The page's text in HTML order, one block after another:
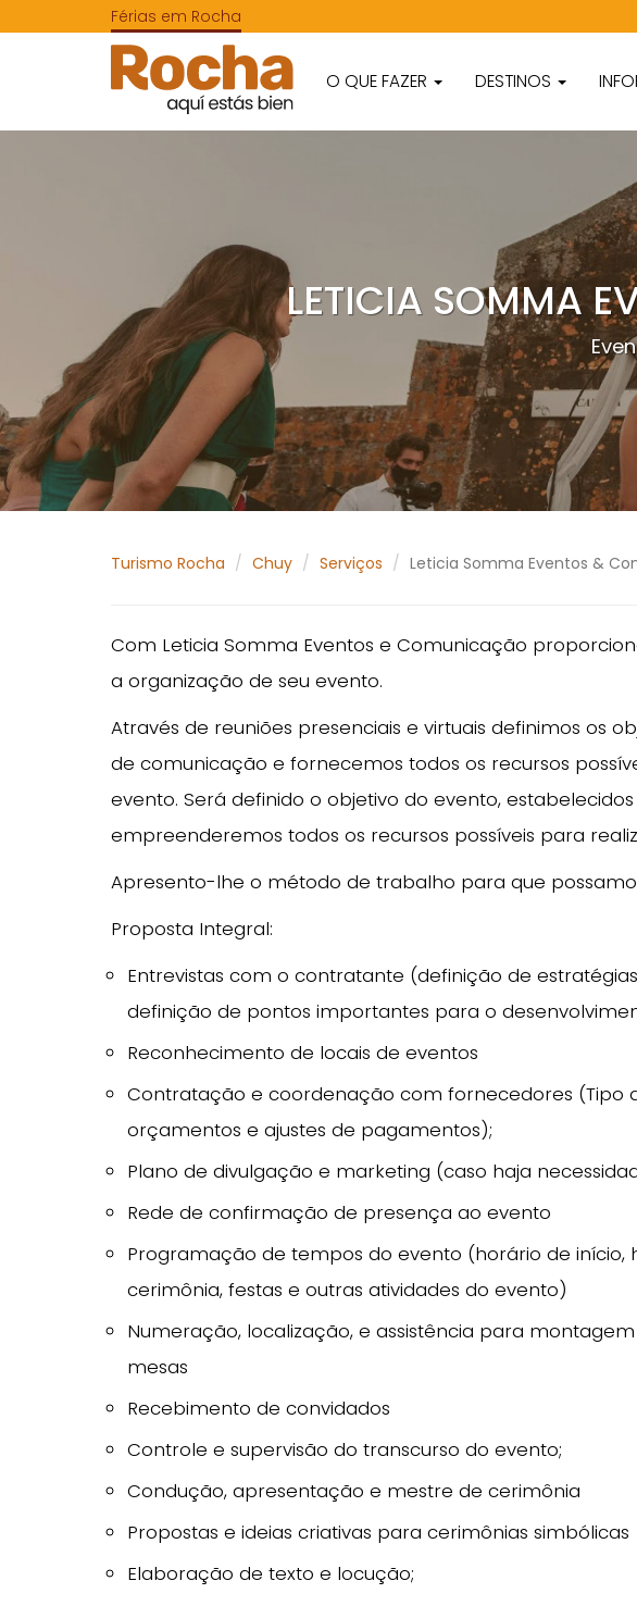
Férias em Rocha
O QUE FAZER DESTINOS
LETICIA SOMMA
Turismo Rocha Chuy Serviços Leticia Somma Eventos &
Com Leticia Somma Eventos e Comunicação
a organização de seu evento.
Através de reuniões presenciais e virtuais definimos os
de comunicação e fornecemos todos os recursos
evento. Será definido o objetivo do evento,
empreenderemos todos os recursos possíveis para
Apresento-lhe o método de trabalho para que
Proposta Integral:
Entrevistas com o contratante (definição de
definição de pontos importantes para o
Reconhecimento de locais de eventos
Contratação e coordenação com fornecedores (Tipo
orçamentos e ajustes de pagamentos);
Plano de divulgação e marketing (caso haja
Rede de confirmação de presença ao evento
Programação de tempos do evento (horário de início,
cerimônia, festas e outras atividades do evento)
Numeração, localização, e assistência para
mesas
Recebimento de convidados
Controle e supervisão do transcurso do evento;
Condução, apresentação e mestre de cerimônia
Propostas e ideias criativas para cerimônias simbólicas
Elaboração de texto e locução;